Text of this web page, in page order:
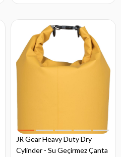
JR Gear Heavy Duty Dry
Cylinder - Su Geçirmez Çanta